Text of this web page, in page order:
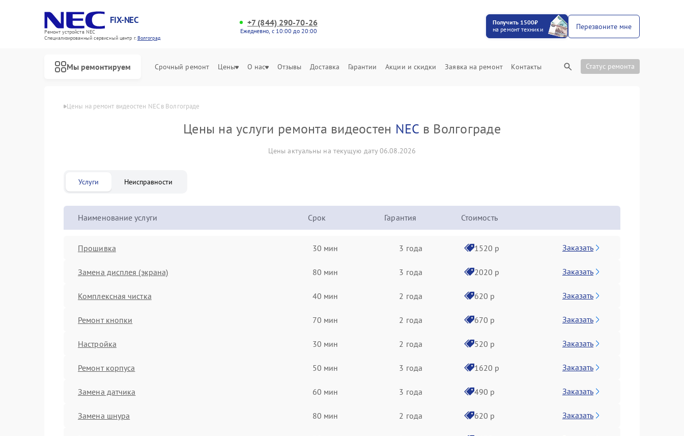
FIX-NEC
Ремонт устройств NEC
Специализированный cервисный центр г.Волгоград
+7 (844) 290-70-26
Ежедневно, с 10:00 до 20:00
Получить 1500₽
на ремонт техники
Перезвоните мне
Мы ремонтируем Срочный ремонт Цены О нас Отзывы Доставка Гарантии Акции и скидки Заявка на ремонт Контакты Статус ремонта
Цены Цены на ремонт видеостен NEC в Волгограде
Цены на услуги ремонта видеостен NEC в Волгограде
Цены актуальны на текущую дату 06.08.2026
Услуги Неисправности
Наименование услуги Срок Гарантия Стоимость
Прошивка 30 мин 3 года 1520 р Заказать
Замена дисплея (экрана) 80 мин 3 года 2020 р Заказать
Комплексная чистка 40 мин 2 года 620 р Заказать
Ремонт кнопки 70 мин 2 года 670 р Заказать
Настройка 30 мин 2 года 520 р Заказать
Ремонт корпуса 50 мин 3 года 1620 р Заказать
Замена датчика 60 мин 3 года 490 р Заказать
Замена шнура 80 мин 2 года 620 р Заказать